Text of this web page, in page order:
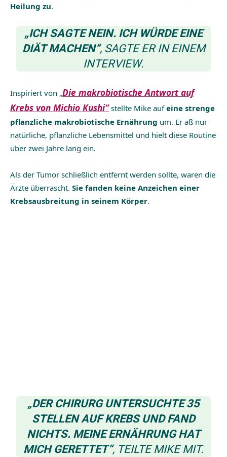
Heilung zu.
„ICH SAGTE NEIN. ICH WÜRDE EINE
DIÄT MACHEN“, SAGTE ER IN EINEM
INTERVIEW.
Inspiriert von „ Die makrobiotische Antwort auf
Krebs von Michio Kushi“ stellte Mike aufeine strenge
pflanzliche makrobiotische Ernährung um. Er aß nur
natürliche, pflanzliche Lebensmittel und hielt diese Routine
über zwei Jahre lang ein.
Als der Tumor schließlich entfernt werden sollte, waren die
Ärzte überrascht. Sie fanden keine Anzeichen einer
Krebsausbreitung in seinem Körper.
„DER CHIRURG UNTERSUCHTE 35
STELLEN AUF KREBS UND FAND
NICHTS. MEINE ERNÄHRUNG HAT
MICH GERETTET“, TEILTE MIKE MIT.